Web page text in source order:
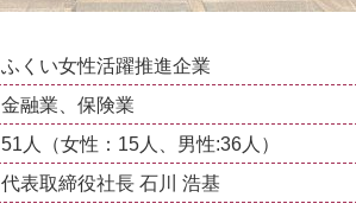
ふくい女性活躍推進企業
金融業、保険業
51人（女性：15人、男性:36人）
代表取締役社長 石川 浩基